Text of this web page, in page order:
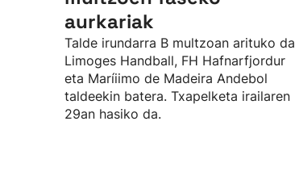
aurkariak
Talde irundarra B multzoan arituko da
Limoges Handball, FH Hafnarfjordur
eta Maríiimo de Madeira Andebol
taldeekin batera. Txapelketa irailaren
29an hasiko da.